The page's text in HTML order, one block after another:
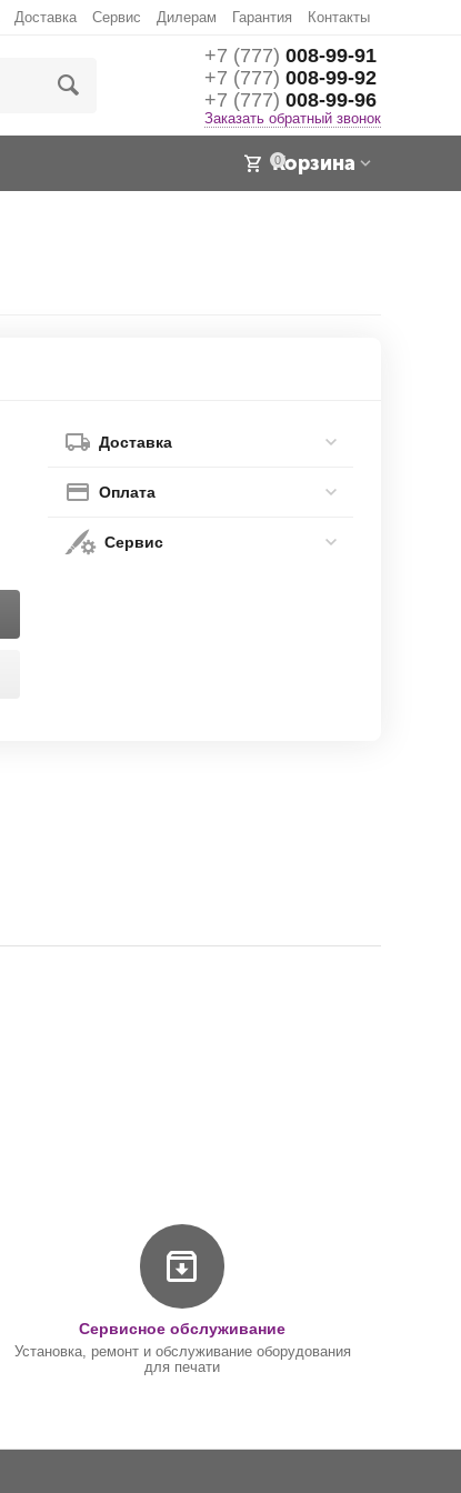
Доставка Сервис Дилерам Гарантия Контакты
+7 (777) 008-99-91
+7 (777) 008-99-92
+7 (777) 008-99-96
Заказать обратный звонок
0
Корзина
Доставка
Оплата
Сервис
Сервисное обслуживание
Установка, ремонт и обслуживание оборудования
для печати